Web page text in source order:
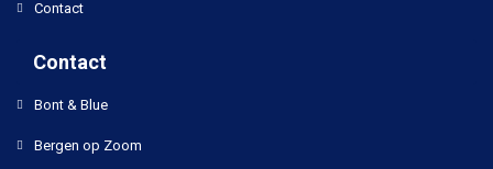
Contact
Contact
Bont & Blue
Bergen op Zoom